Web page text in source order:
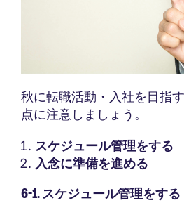
秋に転職活動・入社を目指
点に注意しましょう。
スケジュール管理をする
入念に準備を進める
6-1. スケジュール管理をする